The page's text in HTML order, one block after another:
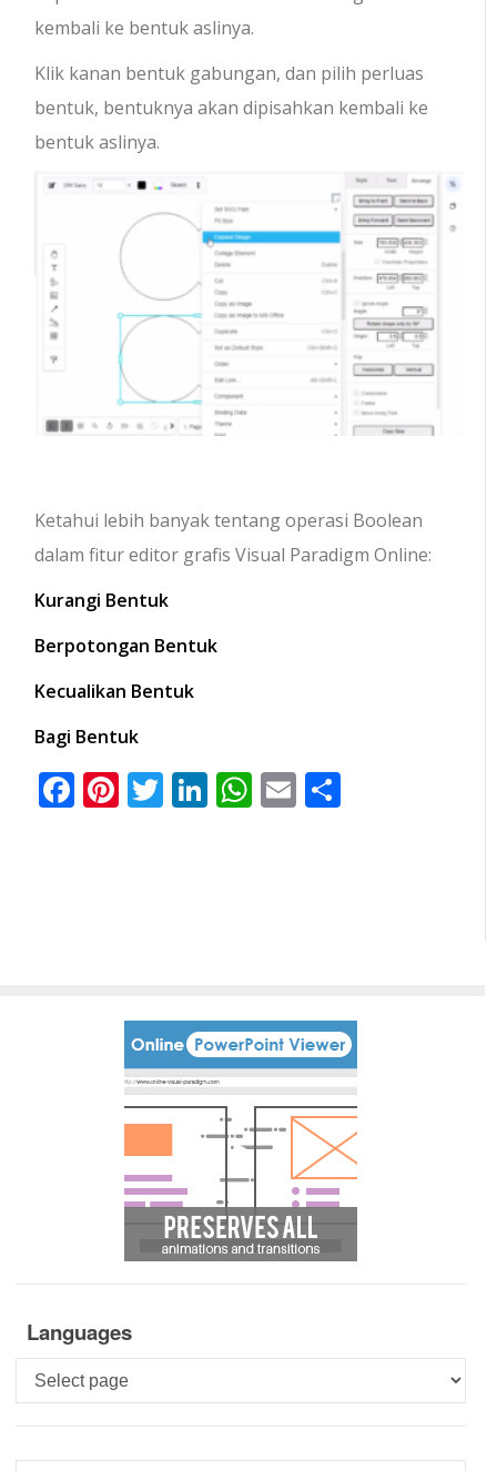
kembali ke bentuk aslinya.
Klik kanan bentuk gabungan, dan pilih perluas
bentuk, bentuknya akan dipisahkan kembali ke
bentuk aslinya.
Ketahui lebih banyak tentang operasi Boolean
dalam fitur editor grafis Visual Paradigm Online:
Kurangi Bentuk
Berpotongan Bentuk
Kecualikan Bentuk
Bagi Bentuk
Facebook
Pinterest
Twitter
LinkedIn
WhatsApp
Email
Languages
Languages